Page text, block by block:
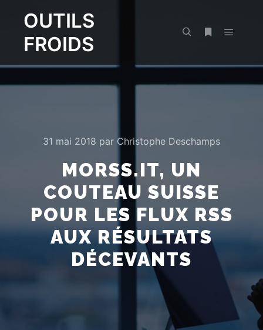
OUTILS
FROIDS
31 mai 2018 par Christophe Deschamps
MORSS.IT, UN
COUTEAU SUISSE
POUR LES FLUX RSS
AUX RÉSULTATS
DÉCEVANTS